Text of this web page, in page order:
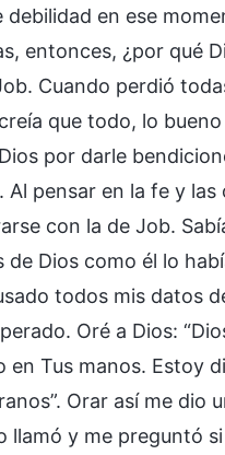
en ese
entonces, ¿por qué
Cuando perdió
que todo, lo
por darle
Al pensar en la fe y las
con la de Job.
Dios como él lo
todos mis datos
Oré a Dios:
Tus manos. Estoy
Orar así me dio
llamó y me preguntó